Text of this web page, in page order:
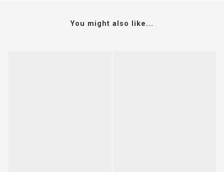
You might also like...